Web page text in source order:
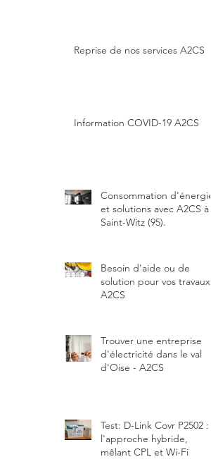
Reprise de nos services A2CS
Information COVID-19 A2CS
Consommation d'énergie
et solutions avec A2CS à
Saint-Witz (95).
Besoin d'aide ou de
solution pour vos travaux?
A2CS
Trouver une entreprise
d'électricité dans le val
d'Oise - A2CS
Test: D-Link Covr P2502 :
l'approche hybride,
mêlant CPL et Wi-Fi